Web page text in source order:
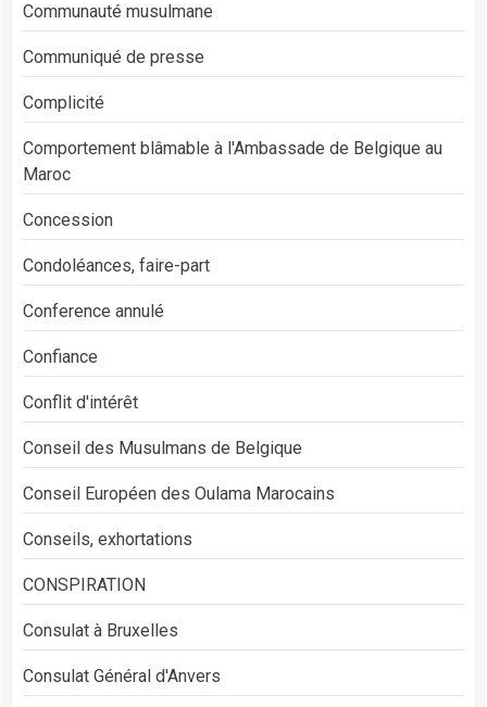
Communauté musulmane
Communiqué de presse
Complicité
Comportement blâmable à l'Ambassade de Belgique au
Maroc
Concession
Condoléances, faire-part
Conference annulé
Confiance
Conflit d'intérêt
Conseil des Musulmans de Belgique
Conseil Européen des Oulama Marocains
Conseils, exhortations
CONSPIRATION
Consulat à Bruxelles
Consulat Général d'Anvers